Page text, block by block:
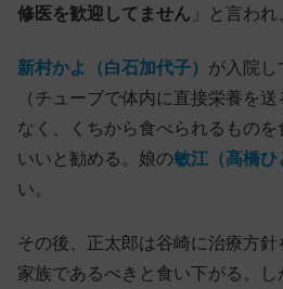
修医を歓迎してません 」と言わ
新村かよ（白石加代子） が入院し
（チューブで体内に直接栄養を
なく、くちから食べられるもの
いいと勧める。娘の敏江（高橋ひ
い。
その後、正太郎は谷崎に治療方
家族であるべきと食い下がる。し